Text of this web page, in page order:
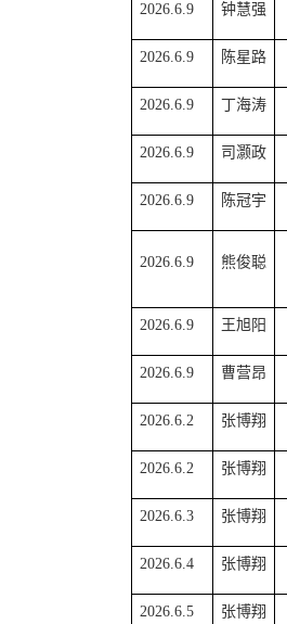
2026.6.9 钟慧强
2026.6.9 陈星路
2026.6.9 丁海涛
2026.6.9 司灏政
2026.6.9 陈冠宇
2026.6.9 熊俊聪
2026.6.9 王旭阳
2026.6.9 曹营昂
2026.6.2 张博翔
2026.6.2 张博翔
2026.6.3 张博翔
2026.6.4 张博翔
2026.6.5 张博翔